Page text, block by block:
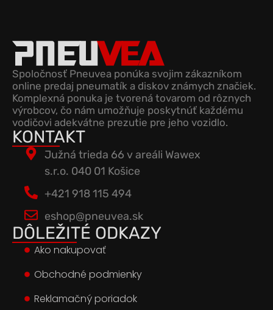
Spoločnosť Pneuvea ponúka svojim zákazníkom
online predaj pneumatík a diskov známych značiek.
Komplexná ponuka je tvorená tovarom od rôznych
výrobcov, čo nám umožňuje poskytnúť každému
vodičovi adekvátne prezutie pre jeho vozidlo.
KONTAKT
Južná trieda 66 v areáli Wawex
s.r.o. 040 01 Košice
+421 918 115 494
eshop@pneuvea.sk
DÔLEŽITÉ ODKAZY
Ako nakupovať
Obchodné podmienky
Reklamačný poriadok